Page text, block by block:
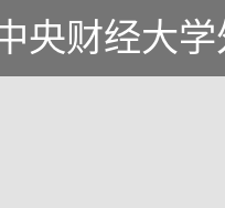
央财经大